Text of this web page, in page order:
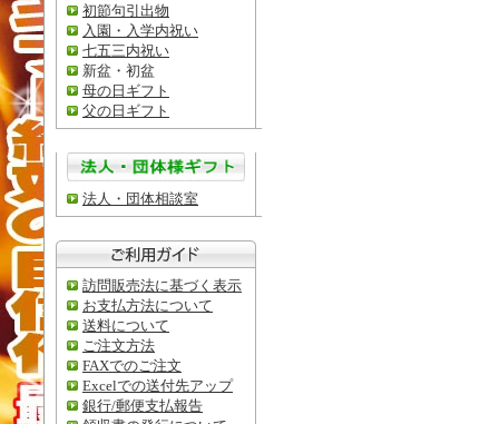
初節句引出物
入園・入学内祝い
七五三内祝い
新盆・初盆
母の日ギフト
父の日ギフト
法人・団体相談室
訪問販売法に基づく表示
お支払方法について
送料について
ご注文方法
FAXでのご注文
Excelでの送付先アップ
銀行/郵便支払報告